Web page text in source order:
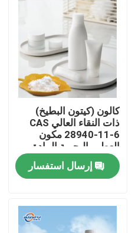
المنزل
كالون (كيتون البطيخ)
ذات النقاء العالي CAS
28940-11-6 مكون
العطور البحرية المادة
المائية الاصطناعية
إرسال استفسار